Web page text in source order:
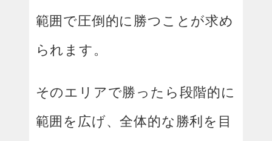
範囲で圧倒的に勝つことが求め
られます。
そのエリアで勝ったら段階的に
範囲を広げ、全体的な勝利を目